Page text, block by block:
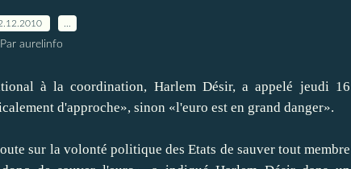
Par aurelinfo
à la coordination, Harlem Désir, a appelé jeudi 16
d'approche», sinon «l'euro est en grand danger».
sur la volonté politique des Etats de sauver tout membre